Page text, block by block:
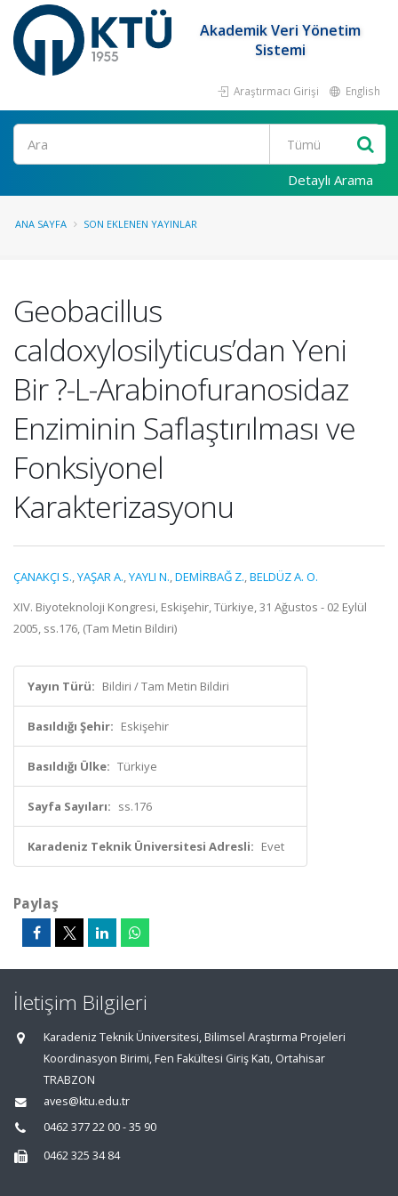
Akademik Veri Yönetim
Sistemi
Araştırmacı Girişi English
Ara
Detaylı Arama
ANA SAYFA SON EKLENEN YAYINLAR
Geobacillus
caldoxylosilyticus’dan Yeni
Bir ?-L-Arabinofuranosidaz
Enziminin Saflaştırılması ve
Fonksiyonel
Karakterizasyonu
ÇANAKÇI S.,YAŞAR A.,YAYLI N.,DEMİRBAĞ Z.,BELDÜZ A. O.
XIV. Biyoteknoloji Kongresi, Eskişehir, Türkiye, 31 Ağustos - 02 Eylül
2005, ss.176, (Tam Metin Bildiri)
Yayın Türü: Bildiri / Tam Metin Bildiri
Basıldığı Şehir: Eskişehir
Basıldığı Ülke: Türkiye
Sayfa Sayıları: ss.176
Karadeniz Teknik Üniversitesi Adresli: Evet
Paylaş
İletişim Bilgileri
Karadeniz Teknik Üniversitesi, Bilimsel Araştırma Projeleri
Koordinasyon Birimi, Fen Fakültesi Giriş Katı, Ortahisar
TRABZON
aves@ktu.edu.tr
0462 377 22 00 - 35 90
0462 325 34 84